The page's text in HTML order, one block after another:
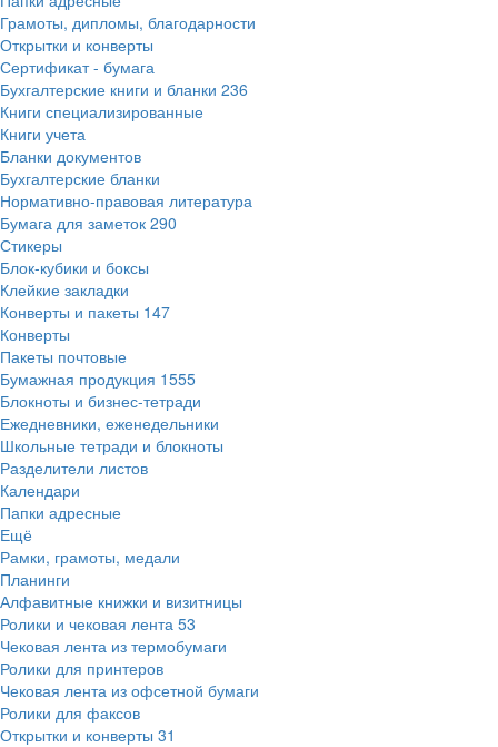
Грамоты, дипломы, благодарности
Открытки и конверты
Сертификат - бумага
Бухгалтерские книги и бланки 236
Книги специализированные
Книги учета
Бланки документов
Бухгалтерские бланки
Нормативно-правовая литература
Бумага для заметок 290
Стикеры
Блок-кубики и боксы
Клейкие закладки
Конверты и пакеты 147
Конверты
Пакеты почтовые
Бумажная продукция 1555
Блокноты и бизнес-тетради
Ежедневники, еженедельники
Школьные тетради и блокноты
Разделители листов
Календари
Папки адресные
Ещё
Рамки, грамоты, медали
Планинги
Алфавитные книжки и визитницы
Ролики и чековая лента 53
Чековая лента из термобумаги
Ролики для принтеров
Чековая лента из офсетной бумаги
Ролики для факсов
Открытки и конверты 31